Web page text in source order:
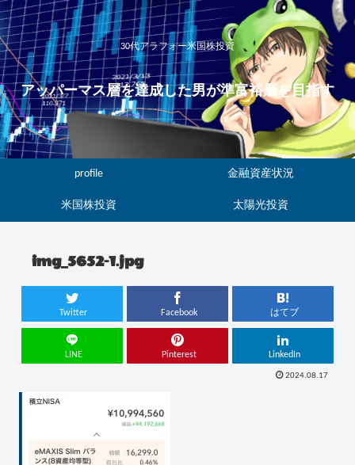
30代アラフォー米国株投資
アッパーマス層を達成した男が準富裕層を目指す
profile 金融資産状況
米国株投資 太陽光投資
img_5652-1.jpg
Twitter Facebook はてブ
LINE Pinterest LinkedIn
2024.08.17